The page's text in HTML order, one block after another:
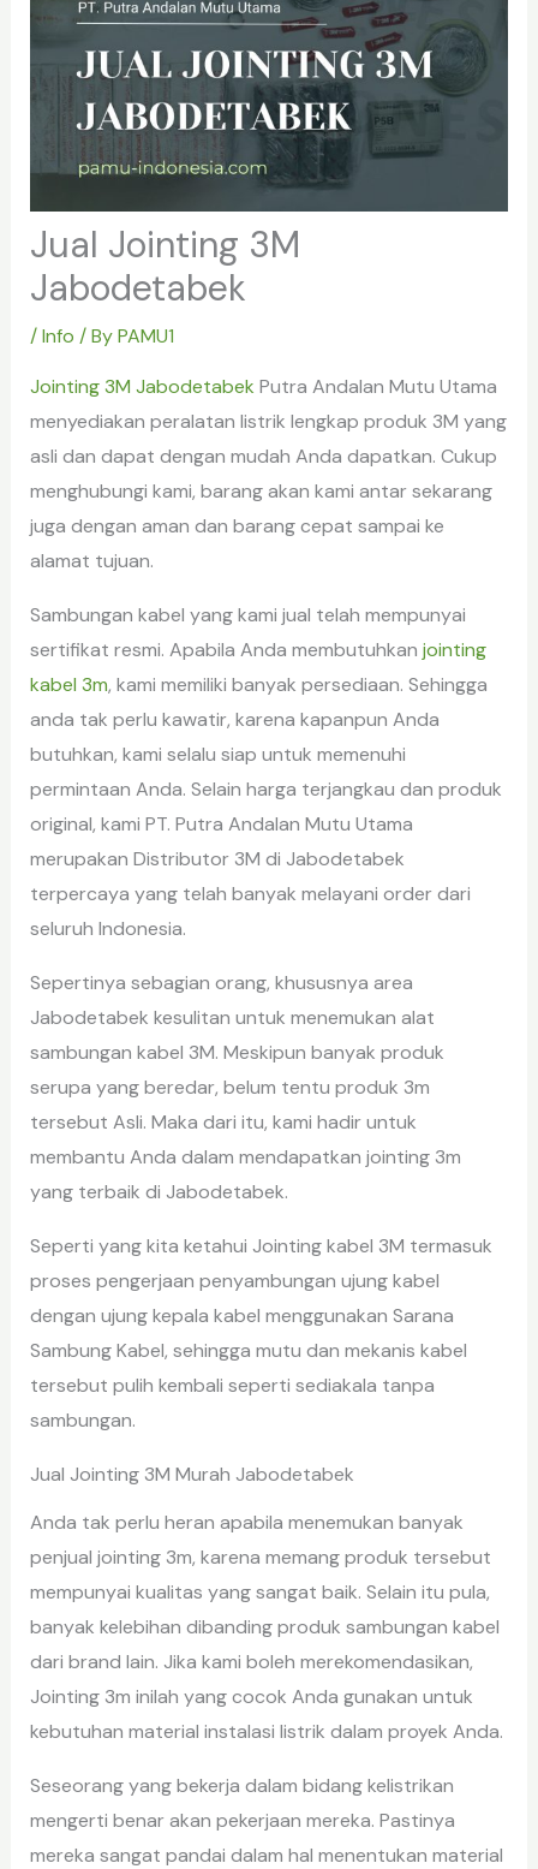
Jual Jointing 3M
Jabodetabek
/Info / ByPAMU1
Jointing 3M Jabodetabek Putra Andalan Mutu Utama
menyediakan peralatan listrik lengkap produk 3M yang
asli dan dapat dengan mudah Anda dapatkan. Cukup
menghubungi kami, barang akan kami antar sekarang
juga dengan aman dan barang cepat sampai ke
alamat tujuan.
Sambungan kabel yang kami jual telah mempunyai
sertifikat resmi. Apabila Anda membutuhkan jointing
kabel 3m, kami memiliki banyak persediaan. Sehingga
anda tak perlu kawatir, karena kapanpun Anda
butuhkan, kami selalu siap untuk memenuhi
permintaan Anda. Selain harga terjangkau dan produk
original, kami PT. Putra Andalan Mutu Utama
merupakan Distributor 3M di Jabodetabek
terpercaya yang telah banyak melayani order dari
seluruh Indonesia.
Sepertinya sebagian orang, khususnya area
Jabodetabek kesulitan untuk menemukan alat
sambungan kabel 3M. Meskipun banyak produk
serupa yang beredar, belum tentu produk 3m
tersebut Asli. Maka dari itu, kami hadir untuk
membantu Anda dalam mendapatkan jointing 3m
yang terbaik di Jabodetabek.
Seperti yang kita ketahui Jointing kabel 3M termasuk
proses pengerjaan penyambungan ujung kabel
dengan ujung kepala kabel menggunakan Sarana
Sambung Kabel, sehingga mutu dan mekanis kabel
tersebut pulih kembali seperti sediakala tanpa
sambungan.
Jual Jointing 3M Murah Jabodetabek
Anda tak perlu heran apabila menemukan banyak
penjual jointing 3m, karena memang produk tersebut
mempunyai kualitas yang sangat baik. Selain itu pula,
banyak kelebihan dibanding produk sambungan kabel
dari brand lain. Jika kami boleh merekomendasikan,
Jointing 3m inilah yang cocok Anda gunakan untuk
kebutuhan material instalasi listrik dalam proyek Anda.
Seseorang yang bekerja dalam bidang kelistrikan
mengerti benar akan pekerjaan mereka. Pastinya
mereka sangat pandai dalam hal menentukan material